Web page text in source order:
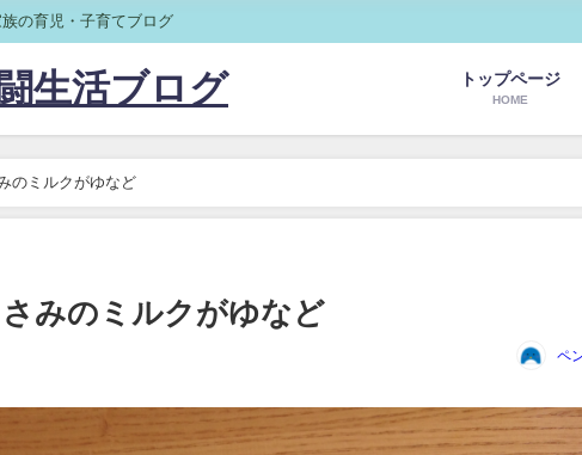
の育児・子育てブログ
生活ブログ トップページ
HOME
のミルクがゆなど
みのミルクがゆなど
ペ